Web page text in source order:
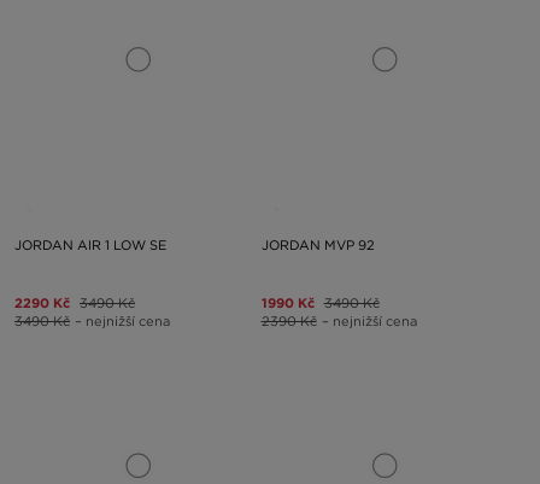
JORDAN AIR 1 LOW SE
2290 Kč 3490 Kč
3490 Kč – nejnižší cena
JORDAN MVP 92
1990 Kč 3490 Kč
2390 Kč – nejnižší cena